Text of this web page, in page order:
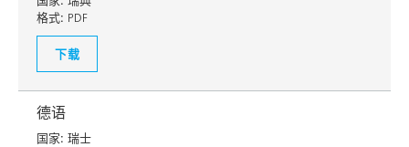
格式: PDF
下载
德语
国家: 瑞士